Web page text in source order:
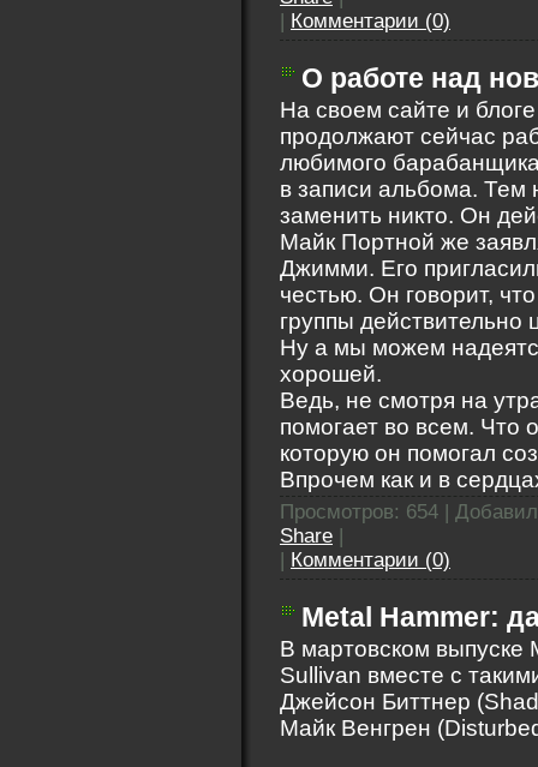
| Комментарии (0)
О работе над
На своем сайте и
продолжают сейчас
любимого
в записи альбома.
заменить никто. Он
Майк Портной же
Джимми. Его
честью. Он говорит,
группы действительно
Ну а мы можем
хорошей.
Ведь, не смотря на
помогает во всем. Что
которую он помогал
Впрочем как и в
Просмотров: 654 |
Share |
| Комментарии (0)
Metal Hammer:
В мартовском выпуске
Sullivan вместе с
Джейсон Биттнер
Майк Венгрен